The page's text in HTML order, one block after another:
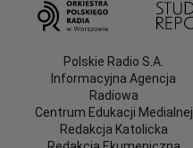
Polskie Radio S.A.
Informacyjna Agencja
Radiowa
Centrum Edukacji Medialnej
Redakcja Katolicka